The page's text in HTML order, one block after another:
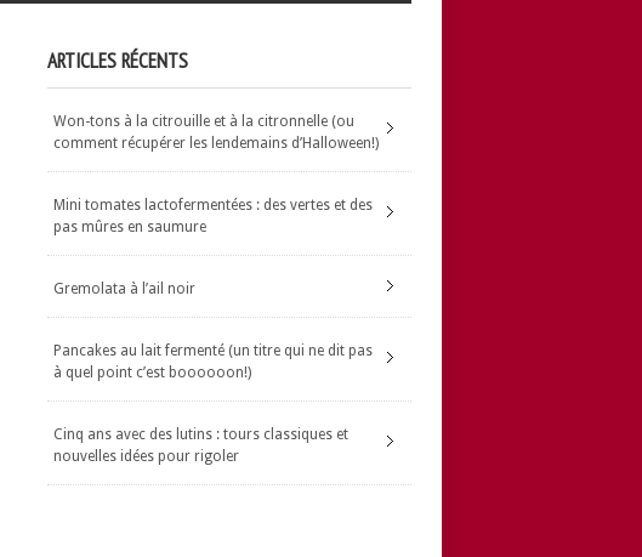
ARTICLES RÉCENTS
Won-tons à la citrouille et à la citronnelle (ou
comment récupérer les lendemains d’Halloween!)
Mini tomates lactofermentées : des vertes et des
pas mûres en saumure
Gremolata à l’ail noir
Pancakes au lait fermenté (un titre qui ne dit pas
à quel point c’est boooooon!)
Cinq ans avec des lutins : tours classiques et
nouvelles idées pour rigoler